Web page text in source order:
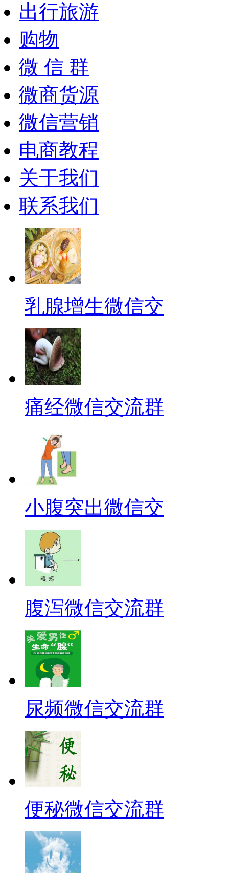
出行旅游
购物
微 信 群
微商货源
微信营销
电商教程
关于我们
联系我们
乳腺增生微信交
痛经微信交流群
小腹突出微信交
腹泻微信交流群
尿频微信交流群
便秘微信交流群